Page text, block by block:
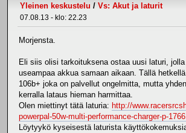
Yleinen keskustelu / Vs: Akut ja laturit
07.08.13 - klo: 22.23
Morjensta.
Eli siis olisi tarkoituksena ostaa uusi laturi,
useampaa akkua samaan aikaan. Tällä
106b+ joka on palvellut ongelmitta, mutta
kerralla lataus hieman harmittaa.
Olen miettinyt tätä laturia: http://
powerpal-50w-multi-performance-charger-p-
Löytyykö kyseisestä laturista